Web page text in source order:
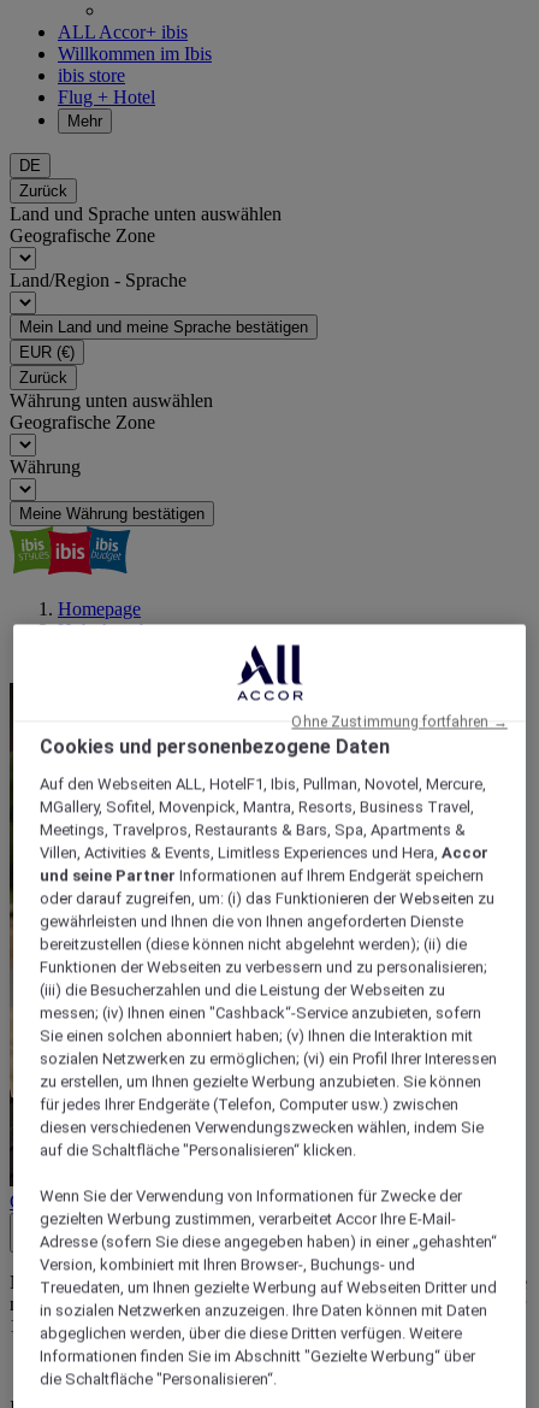
ALL Accor+ ibis
Willkommen im Ibis
ibis store
Flug + Hotel
Mehr
DE
Zurück
Land und Sprache unten auswählen
Geografische Zone
Land/Region - Sprache
Mein Land und meine Sprache bestätigen
EUR (€)
Zurück
Währung unten auswählen
Geografische Zone
Währung
Meine Währung bestätigen
Homepage
Hub-Angebote
Ein Parkplatz für einen reibungslosen Aufenthalt
Geschäftsbedingungen
Close button
Nutzen Sie das Angebot „Park, Sleep and Go“ und profitieren Sie je
nach gewähltem Tarif von einer Hotelübernachtung und 3, 7, 8 oder
15 Tagen Parkplatznutzung inklusive.
Cookies und personenbezogene Daten
Auf den Webseiten ALL, HotelF1, Ibis, Pullman, Novotel, Mercure,
MGallery, Sofitel, Movenpick, Mantra, Resorts, Business Travel,
Meetings, Travelpros, Restaurants & Bars, Spa, Apartments &
Villen, Activities & Events, Limitless Experiences und Hera,Accor
und seine Partner Informationen auf Ihrem Endgerät speichern
oder darauf zugreifen, um: (i) das Funktionieren der Webseiten zu
gewährleisten und Ihnen die von Ihnen angeforderten Dienste
bereitzustellen (diese können nicht abgelehnt werden); (ii) die
Funktionen der Webseiten zu verbessern und zu personalisieren;
(iii) die Besucherzahlen und die Leistung der Webseiten zu
messen; (iv) Ihnen einen "Cashback“-Service anzubieten, sofern
Sie einen solchen abonniert haben; (v) Ihnen die Interaktion mit
sozialen Netzwerken zu ermöglichen; (vi) ein Profil Ihrer Interessen
zu erstellen, um Ihnen gezielte Werbung anzubieten. Sie können
für jedes Ihrer Endgeräte (Telefon, Computer usw.) zwischen
diesen verschiedenen Verwendungszwecken wählen, indem Sie
auf die Schaltfläche "Personalisieren“ klicken.
Wenn Sie der Verwendung von Informationen für Zwecke der
gezielten Werbung zustimmen, verarbeitet Accor Ihre E-Mail-
Adresse (sofern Sie diese angegeben haben) in einer „gehashten“
Version, kombiniert mit Ihren Browser-, Buchungs- und
Treuedaten, um Ihnen gezielte Werbung auf Webseiten Dritter und
in sozialen Netzwerken anzuzeigen. Ihre Daten können mit Daten
abgeglichen werden, über die diese Dritten verfügen. Weitere
Informationen finden Sie im Abschnitt "Gezielte Werbung“ über
die Schaltfläche "Personalisieren“.
Ohne Zustimmung fortfahren →